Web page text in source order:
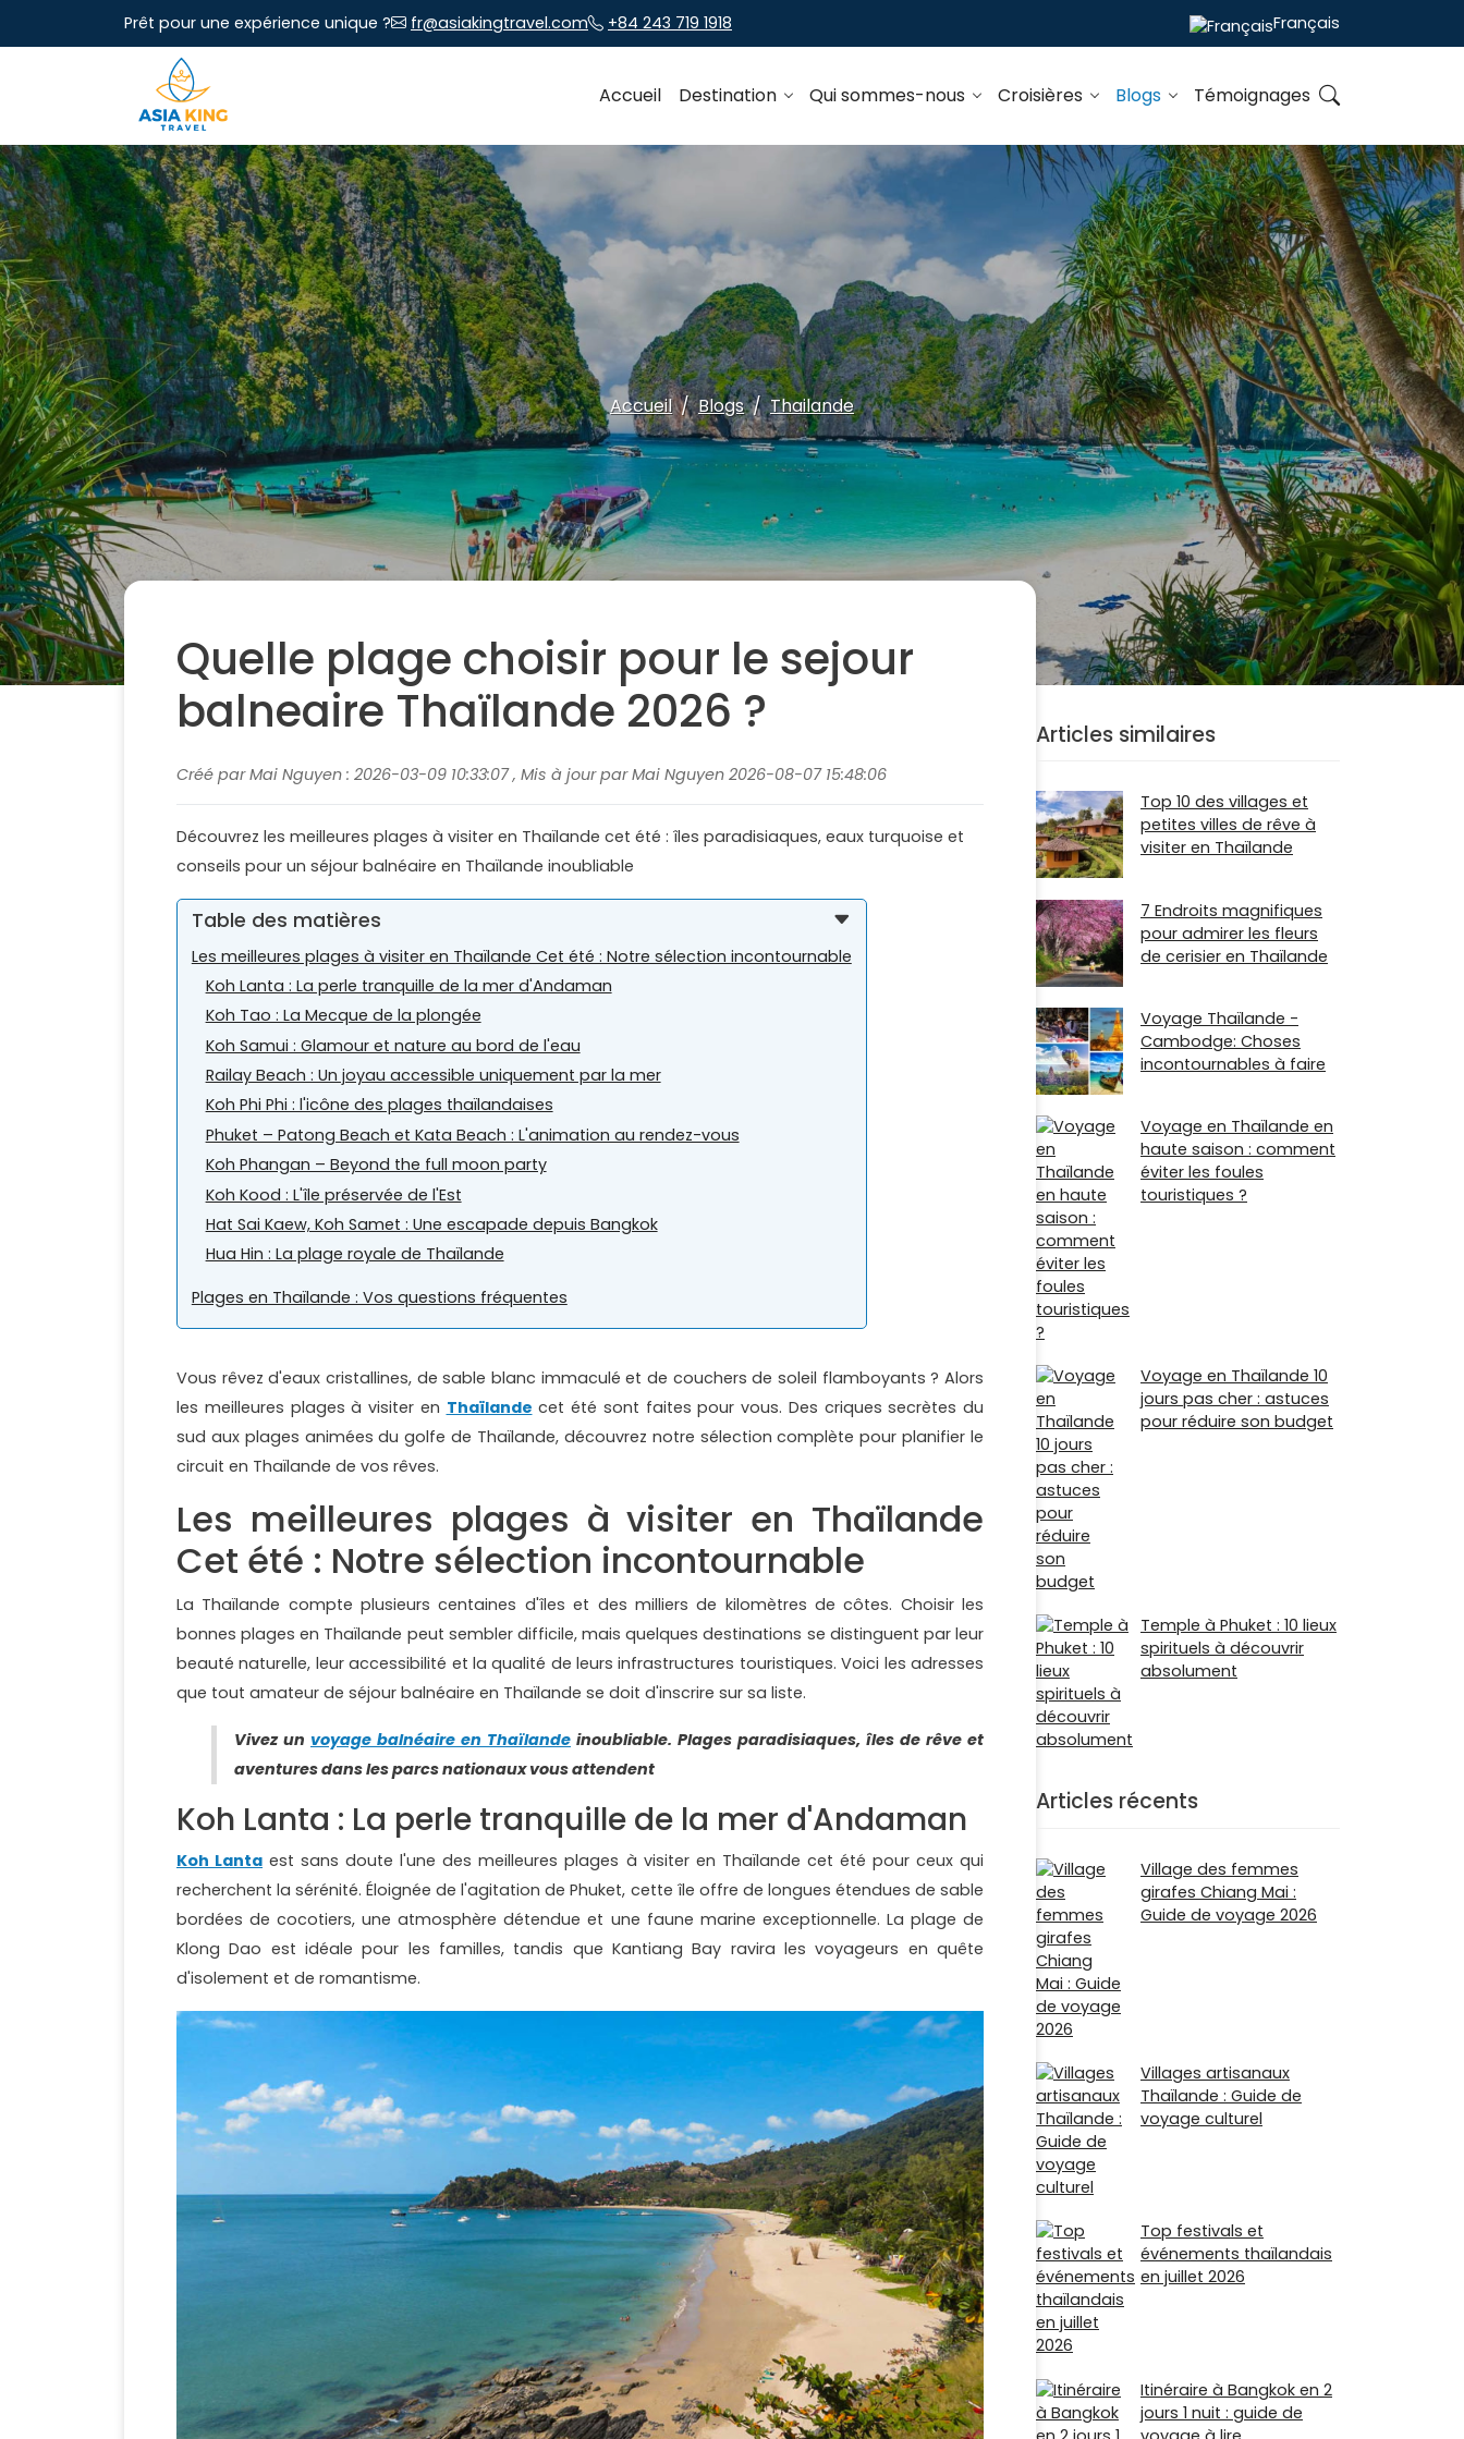
Prêt pour une expérience unique ? fr@asiakingtravel.com +84 243 719 1918 Français
Accueil Destination Qui sommes-nous Croisières Blogs Témoignages
Accueil Blogs Thailande
Quelle plage choisir pour le sejour
balneaire Thaïlande 2026 ?
Créé par Mai Nguyen : 2026-03-09 10:33:07 , Mis à jour par Mai Nguyen 2026-08-07 15:48:06
Découvrez les meilleures plages à visiter en Thaïlande cet été : îles paradisiaques, eaux turquoise et
conseils pour un séjour balnéaire en Thaïlande inoubliable
Table des matières
Les meilleures plages à visiter en Thaïlande Cet été : Notre sélection incontournable
Koh Lanta : La perle tranquille de la mer d'Andaman
Koh Tao : La Mecque de la plongée
Koh Samui : Glamour et nature au bord de l'eau
Railay Beach : Un joyau accessible uniquement par la mer
Koh Phi Phi : l'icône des plages thaïlandaises
Phuket – Patong Beach et Kata Beach : L'animation au rendez-vous
Koh Phangan – Beyond the full moon party
Koh Kood : L'île préservée de l'Est
Hat Sai Kaew, Koh Samet : Une escapade depuis Bangkok
Hua Hin : La plage royale de Thaïlande
Plages en Thaïlande : Vos questions fréquentes
Vous rêvez d'eaux cristallines, de sable blanc immaculé et de couchers de soleil flamboyants ? Alors
les meilleures plages à visiter en Thaïlande cet été sont faites pour vous. Des criques secrètes du
sud aux plages animées du golfe de Thaïlande, découvrez notre sélection complète pour planifier le
circuit en Thaïlande de vos rêves.
Les meilleures plages à visiter en Thaïlande
Cet été : Notre sélection incontournable
La Thaïlande compte plusieurs centaines d'îles et des milliers de kilomètres de côtes. Choisir les
bonnes plages en Thaïlande peut sembler difficile, mais quelques destinations se distinguent par leur
beauté naturelle, leur accessibilité et la qualité de leurs infrastructures touristiques. Voici les adresses
que tout amateur de séjour balnéaire en Thaïlande se doit d'inscrire sur sa liste.
Vivez un voyage balnéaire en Thaïlande inoubliable. Plages paradisiaques, îles de rêve et
aventures dans les parcs nationaux vous attendent
Koh Lanta : La perle tranquille de la mer d'Andaman
Koh Lanta est sans doute l'une des meilleures plages à visiter en Thaïlande cet été pour ceux qui
recherchent la sérénité. Éloignée de l'agitation de Phuket, cette île offre de longues étendues de sable
bordées de cocotiers, une atmosphère détendue et une faune marine exceptionnelle. La plage de
Klong Dao est idéale pour les familles, tandis que Kantiang Bay ravira les voyageurs en quête
d'isolement et de romantisme.
Articles similaires
Top 10 des villages et
petites villes de rêve à
visiter en Thaïlande
7 Endroits magnifiques
pour admirer les fleurs
de cerisier en Thaïlande
Voyage Thaïlande -
Cambodge: Choses
incontournables à faire
Voyage en Thaïlande en
haute saison : comment
éviter les foules
touristiques ?
Voyage en Thaïlande 10
jours pas cher : astuces
pour réduire son budget
Temple à Phuket : 10 lieux
spirituels à découvrir
absolument
Articles récents
Village des femmes
girafes Chiang Mai :
Guide de voyage 2026
Villages artisanaux
Thaïlande : Guide de
voyage culturel
Top festivals et
événements thaïlandais
en juillet 2026
Itinéraire à Bangkok en 2
jours 1 nuit : guide de